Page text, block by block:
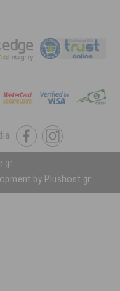
by Plushost.gr